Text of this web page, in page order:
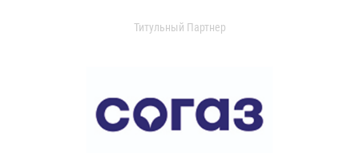
Титульный Партнер